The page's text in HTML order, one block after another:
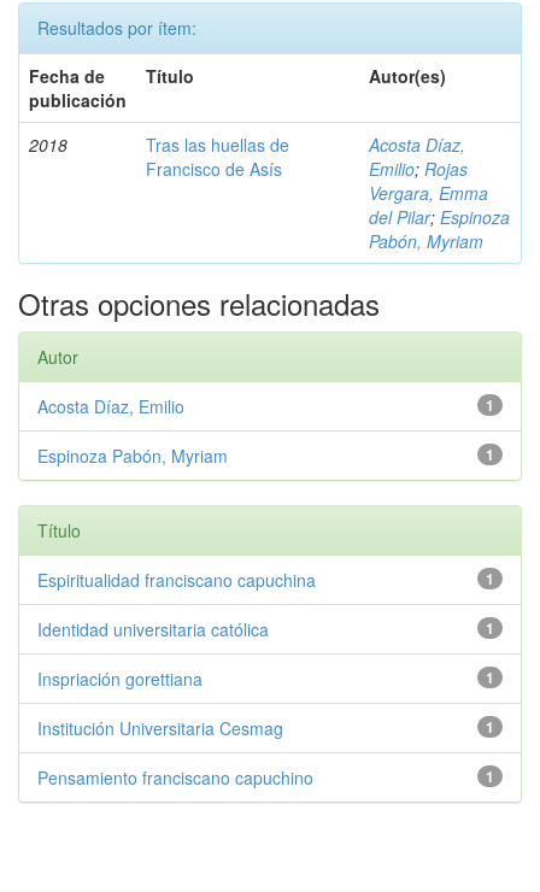
Resultados por ítem:
Fecha de
publicación
Título Autor(es)
2018
Tras las huellas de
Francisco de Asís
Acosta Díaz,
Emilio; Rojas
Vergara, Emma
del Pilar; Espinoza
Pabón, Myriam
Otras opciones relacionadas
Autor
1
Acosta Díaz, Emilio
1
Espinoza Pabón, Myriam
Título
1
Espiritualidad franciscano capuchina
1
Identidad universitaria católica
1
Inspriación gorettiana
1
Institución Universitaria Cesmag
1
Pensamiento franciscano capuchino